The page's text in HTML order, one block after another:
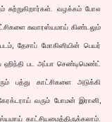
சுற்றுகிறார்கள். வழக்கம் போல
சுவாரஸ்யமாய் கிண்டலும்
தேசாப் மோகினியின் பெயர்
ஹிந்தி பட அப்பா செண்டிமெண்ட்
பத்து காட்சிகளை அடுக்கி
வரும் போமன் இரானி,
காட்சியமைத்திருக்கலாம்.